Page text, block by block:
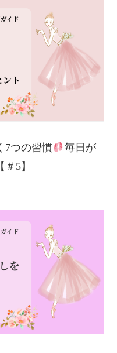
7つの習慣
毎日が
5】